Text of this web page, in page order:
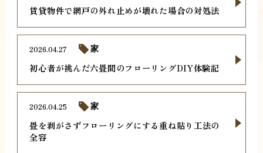
賃貸物件で網戸の外れ止めが壊れた場合の対処法
初心者が挑んだ六畳間のフローリングDIY体験記
2026.04.27 家
畳を剥がさずフローリングにする重ね貼り工法の
全容
2026.04.25 家